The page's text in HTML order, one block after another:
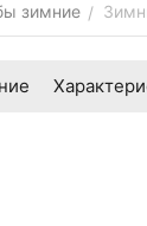
зимние /